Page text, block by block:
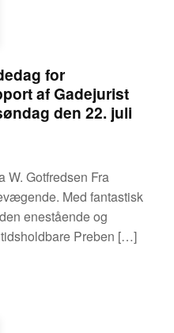
for
af Gadejurist
den 22. juli
W. Gotfredsen Fra
Med fantastisk
enestående og
Preben […]